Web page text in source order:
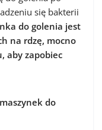
się bakterii
do golenia jest
na rdzę, mocno
aby zapobiec
do